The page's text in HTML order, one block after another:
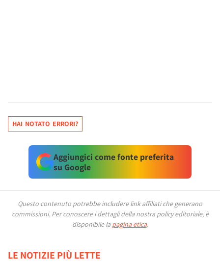
HAI NOTATO ERRORI?
Aggiungici come fonte preferita
su Google
Questo contenuto potrebbe includere link affiliati che generano
commissioni. Per conoscere i dettagli della nostra policy editoriale, è
disponibile la pagina etica.
LE NOTIZIE PIÙ LETTE